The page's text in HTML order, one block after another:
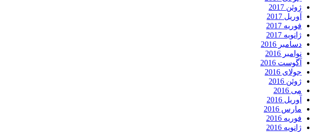
ژوئن 2017
آوریل 2017
فوریه 2017
ژانویه 2017
دسامبر 2016
نوامبر 2016
آگوست 2016
جولای 2016
ژوئن 2016
می 2016
آوریل 2016
مارس 2016
فوریه 2016
ژانویه 2016